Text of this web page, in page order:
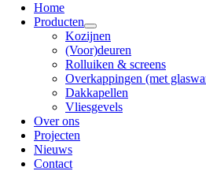
Home
Producten
Kozijnen
(Voor)deuren
Rolluiken & screens
Overkappingen (met
Dakkapellen
Vliesgevels
Over ons
Projecten
Nieuws
Contact